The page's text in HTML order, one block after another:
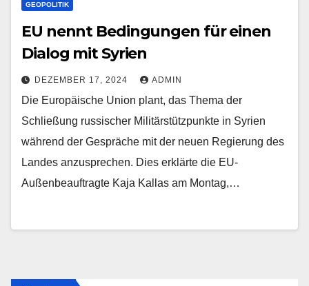
GEOPOLITIK
EU nennt Bedingungen für einen
Dialog mit Syrien
DEZEMBER 17, 2024 ADMIN
Die Europäische Union plant, das Thema der
Schließung russischer Militärstützpunkte in Syrien
während der Gespräche mit der neuen Regierung des
Landes anzusprechen. Dies erklärte die EU-
Außenbeauftragte Kaja Kallas am Montag,…